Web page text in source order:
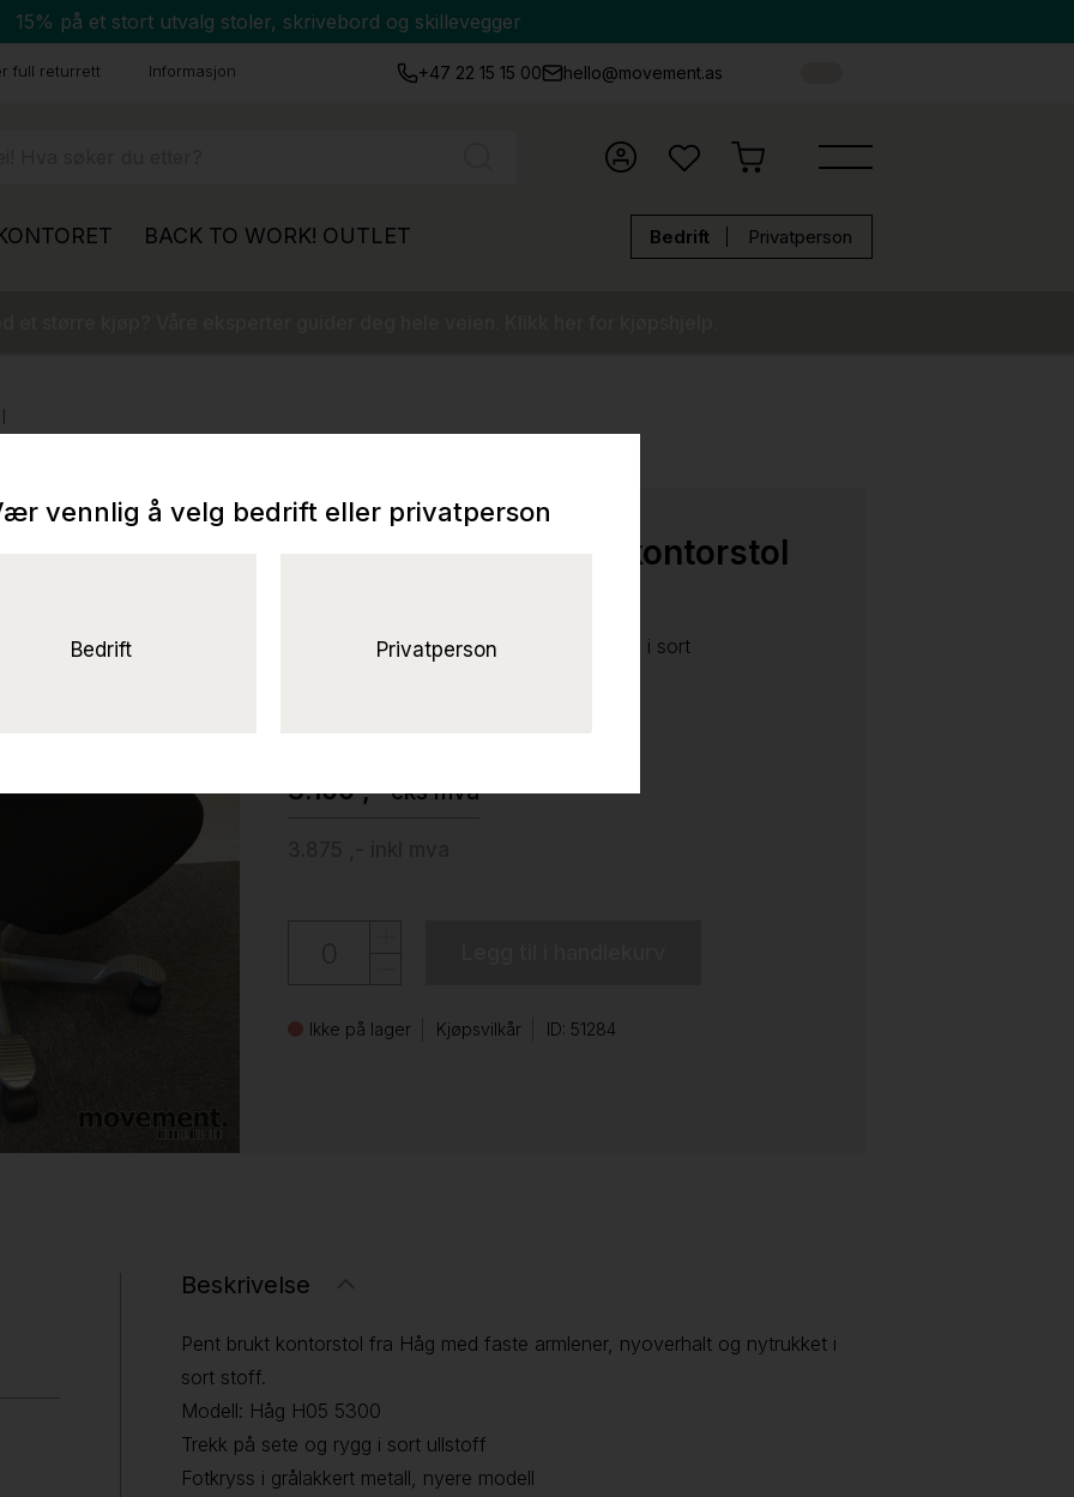
15% på et stort utvalg stoler, skrivebord og skillevegger
full returrett Informasjon +47 22 15 15 00 hello@movement.as
BACK TO WORK! OUTLET Bedrift Privatperson
Solgt!Håg H05 5300 kontorstol
armlener og grått fotkryss, NYTRUKKET i sort
3.100 ,-eks mva
Ikke på lager Kjøpsvilkår ID: 51284
Beskrivelse
Pent brukt kontorstol fra Håg med faste armlener, nyoverhalt og nytrukket i
sort stoff.
Modell: Håg H05 5300
Trekk på sete og rygg i sort ullstoff
Fotkryss i grålakkert metall, nyere modell
vennlig å velg bedrift eller privatperson
Bedrift Privatperson